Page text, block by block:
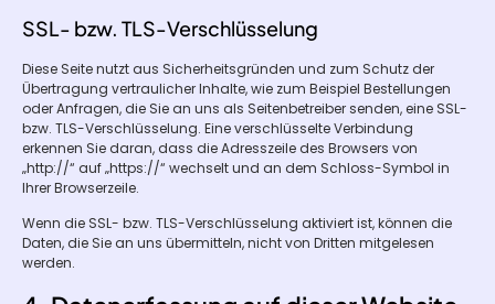
SSL- bzw. TLS-Verschlüsselung
Diese Seite nutzt aus Sicherheitsgründen und zum Schutz der
Übertragung vertraulicher Inhalte, wie zum Beispiel Bestellungen
oder Anfragen, die Sie an uns als Seitenbetreiber senden, eine SSL-
bzw. TLS-Verschlüsselung. Eine verschlüsselte Verbindung
erkennen Sie daran, dass die Adresszeile des Browsers von
„http://“ auf „https://“ wechselt und an dem Schloss-Symbol in
Ihrer Browserzeile.
Wenn die SSL- bzw. TLS-Verschlüsselung aktiviert ist, können die
Daten, die Sie an uns übermitteln, nicht von Dritten mitgelesen
werden.